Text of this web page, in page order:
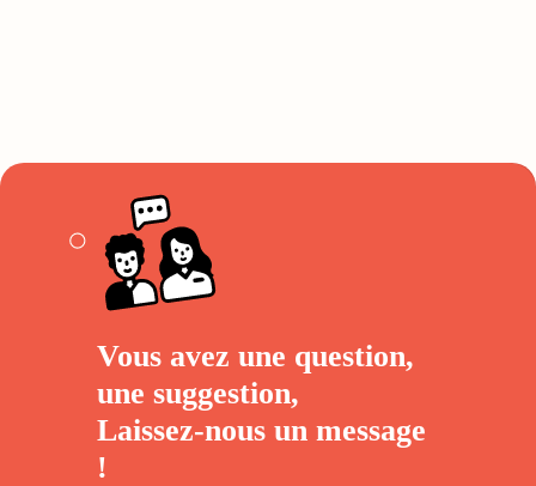
Vous avez une question,
une suggestion,
Laissez-nous un message
!